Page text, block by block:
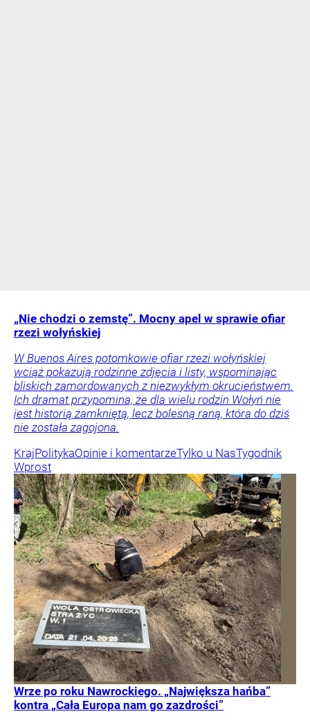
„Nie chodzi o zemstę”. Mocny apel w sprawie ofiar
rzezi wołyńskiej
W Buenos Aires potomkowie ofiar rzezi wołyńskiej
wciąż pokazują rodzinne zdjęcia i listy, wspominając
bliskich zamordowanych z niezwykłym okrucieństwem.
Ich dramat przypomina, że dla wielu rodzin Wołyń nie
jest historią zamkniętą, lecz bolesną raną, która do dziś
nie została zagojona.
KrajPolitykaOpinie i komentarzeTylko u NasTygodnik
Wprost
Wrze po roku Nawrockiego. „Największa hańba”
kontra „Cała Europa nam go zazdrości”